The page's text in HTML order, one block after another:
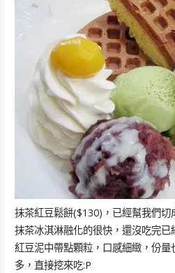
抹茶紅豆鬆餅($130)，已經幫我們切
抹茶冰淇淋融化的很快，還沒吃完已
紅豆泥中帶點顆粒，口感細緻，份
多，直接挖來吃:P